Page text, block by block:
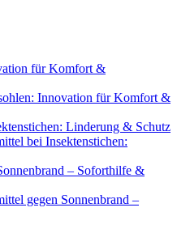
Innovation für Komfort &
bei Insektenstichen:
gegen Sonnenbrand –